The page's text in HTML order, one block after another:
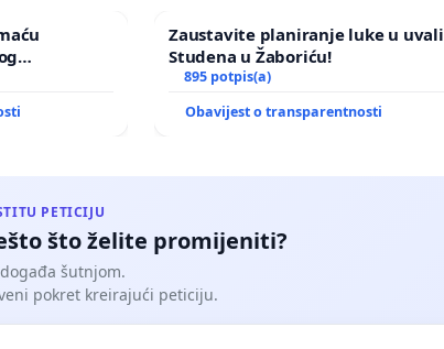
svinjske
Zaustavite planiranje luke u uvali
Studena u Žaboriću!
895 potpis(a)
Obavijest o transparentnosti
PETICIJU
što želite promijeniti?
šutnjom.
pokret kreirajući peticiju.